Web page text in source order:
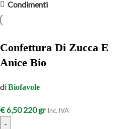
Condimenti
Confettura Di Zucca E
Anice Bio
diBiofavole
€6,50 220 gr Inc. IVA
-